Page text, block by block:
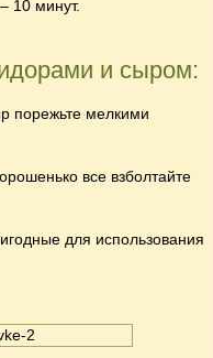
10 минут.
и сыром:
порежьте мелкими
все взболтайте
для использования